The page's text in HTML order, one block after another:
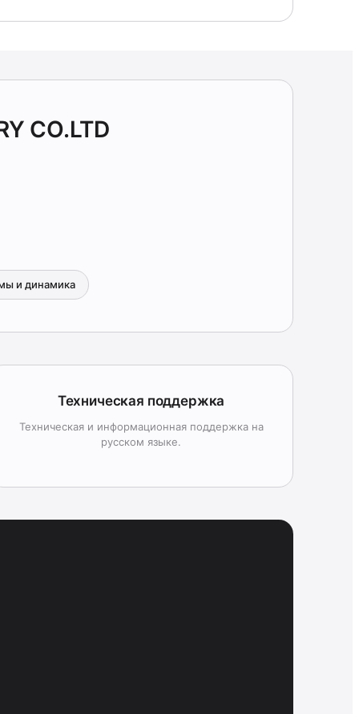
CO.LTD
и динамика
Техническая поддержка
Техническая и информационная поддержка на
русском языке.